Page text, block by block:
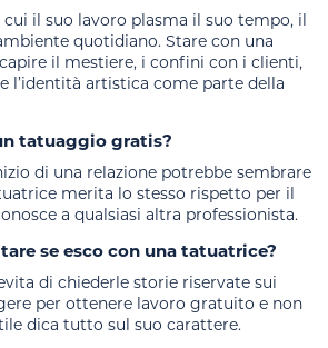
il suo lavoro plasma il suo tempo, il
quotidiano. Stare con una
il mestiere, i confini con i clienti,
l’identità artistica come parte della
tatuaggio gratis?
di una relazione potrebbe sembrare
merita lo stesso rispetto per il
a qualsiasi altra professionista.
se esco con una tatuatrice?
di chiederle storie riservate sui
per ottenere lavoro gratuito e non
dica tutto sul suo carattere.